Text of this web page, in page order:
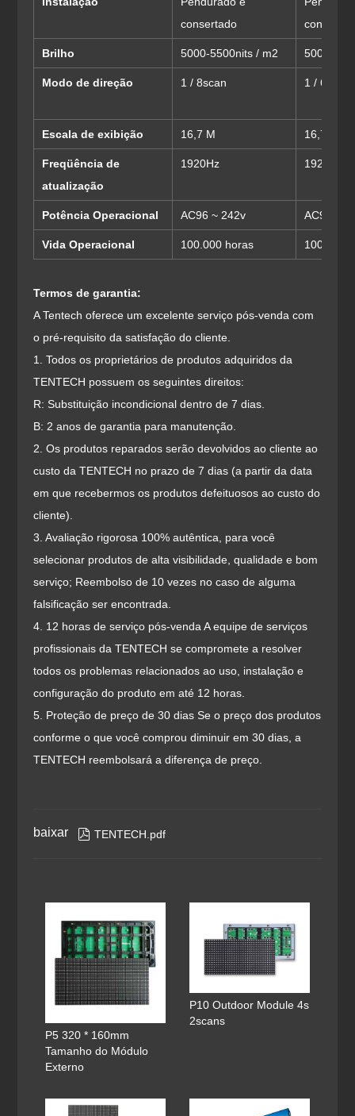
consertado
Brilho 5000-5500nits / m2 5000-
Modo de direção 1 / 8scan 1 / 6scan
Escala de exibição 16,7 M 16,7 M
Freqüência de
atualização
1920Hz 1920Hz
Potência Operacional AC96 ~ 242v AC96 ~
Vida Operacional 100.000 horas 100.000
Termos de garantia:
A Tentech oferece um excelente serviço pós-venda com
o pré-requisito da satisfação do cliente.
1. Todos os proprietários de produtos adquiridos da
TENTECH possuem os seguintes direitos:
R: Substituição incondicional dentro de 7 dias.
B: 2 anos de garantia para manutenção.
2. Os produtos reparados serão devolvidos ao cliente ao
custo da TENTECH no prazo de 7 dias (a partir da data
em que recebermos os produtos defeituosos ao custo do
cliente).
3. Avaliação rigorosa 100% autêntica, para você
selecionar produtos de alta visibilidade, qualidade e bom
serviço; Reembolso de 10 vezes no caso de alguma
falsificação ser encontrada.
4. 12 horas de serviço pós-venda A equipe de serviços
profissionais da TENTECH se compromete a resolver
todos os problemas relacionados ao uso, instalação e
configuração do produto em até 12 horas.
5. Proteção de preço de 30 dias Se o preço dos produtos
conforme o que você comprou diminuir em 30 dias, a
TENTECH reembolsará a diferença de preço.
baixar  TENTECH.pdf
P5 320 * 160mm
Tamanho do Módulo
Externo
P10 Outdoor Module 4s
2scans